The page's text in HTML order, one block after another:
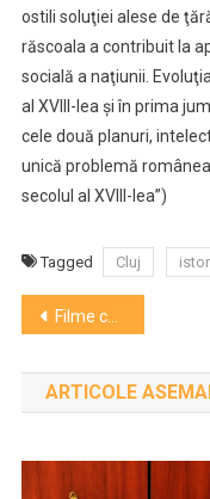
ostili soluţiei alese de
răscoala a contribuit la
socială a naţiunii.
al XVIII-lea şi în prima
cele două planuri,
unică problemă
secolul al XVIII-lea”)
Tagged Cluj
Navigare
în
articole
Filme celebre, blockbuster-uri și o premieră cu Q&A la Cinema Victoria
ARTICOLE